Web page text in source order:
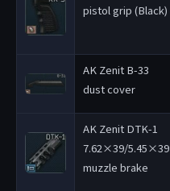
pistol grip (Black)
AK Zenit B-33
dust cover
AK Zenit DTK-1
7.62×39/5.45×39
muzzle brake